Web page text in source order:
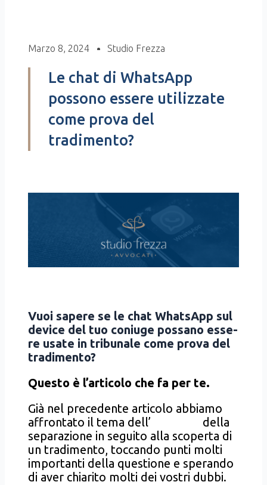
Marzo 8, 2024 Studio Frezza
Le chat di WhatsApp
possono essere utilizzate
come prova del
tradimento?
Vuoi sape­re se le chat Wha­tsApp sul
devi­ce del tuo coniu­ge pos­sa­no esse­
re usa­te in tri­bu­na­le come pro­va del
tra­di­men­to?
Que­sto è l’articolo che fa per te.
Già nel pre­ce­den­te arti­co­lo abbia­mo
affron­ta­to il tema dell’
del­la
sepa­ra­zio­ne in segui­to alla sco­per­ta di
un tra­di­men­to, toc­can­do pun­ti mol­ti
impor­tan­ti del­la que­stio­ne e spe­ran­do
di aver chia­ri­to mol­ti dei vostri dub­bi.